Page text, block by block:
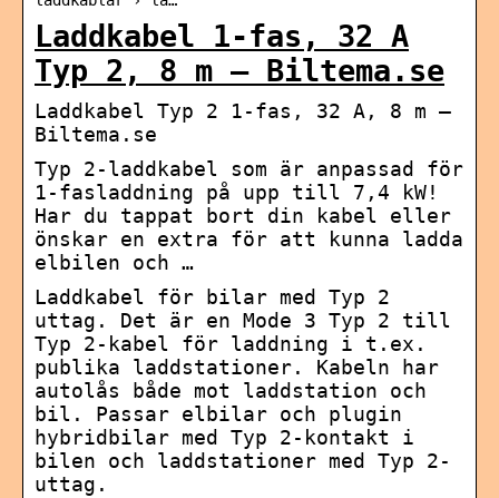
Laddkabel 1-fas, 32 A
Typ 2, 8 m – Biltema.se
Laddkabel Typ 2 1-fas, 32 A, 8 m –
Biltema.se
Typ 2-laddkabel som är anpassad för
1-fasladdning på upp till 7,4 kW!
Har du tappat bort din kabel eller
önskar en extra för att kunna ladda
elbilen och …
Laddkabel för bilar med Typ 2
uttag. Det är en Mode 3 Typ 2 till
Typ 2-kabel för laddning i t.ex.
publika laddstationer. Kabeln har
autolås både mot laddstation och
bil. Passar elbilar och plugin
hybridbilar med Typ 2-kontakt i
bilen och laddstationer med Typ 2-
uttag.